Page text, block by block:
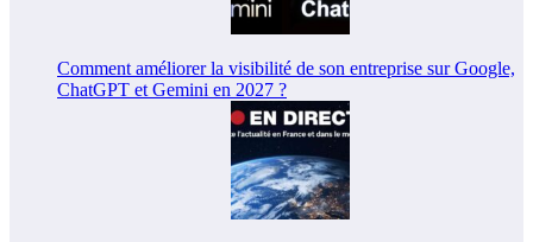
Comment améliorer la visibilité de son entreprise sur Google,
ChatGPT et Gemini en 2027 ?